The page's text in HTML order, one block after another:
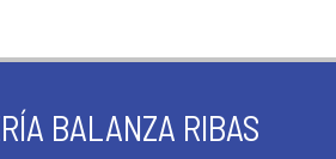
BALANZA RIBAS